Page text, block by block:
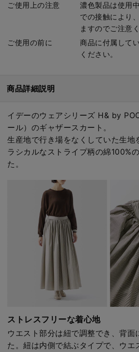
ご使用上の注意
濃色製品は使用
での接触により
ますのでご注意
ご使用の前に
商品に付属して
ください。
商品詳細説明
イデーのウェアシリーズ H& by
ール）のギャザースカート。
生産地で行き場をなくしていた生地
ラシカルなストライプ柄の綿100%
た。
ストレスフリーな着心地
ウエスト部分は紐で調整でき、背面
た。紐は内側で結ぶタイプで、ウエ